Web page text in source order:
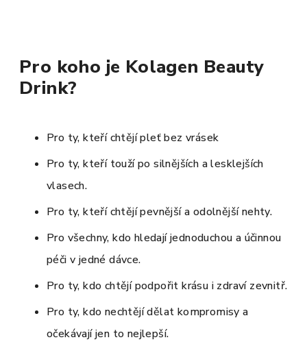
Pro koho je Kolagen Beauty
Drink?
Pro ty, kteří chtějí pleť bez vrásek
Pro ty, kteří touží po silnějších a lesklejších
vlasech.
Pro ty, kteří chtějí pevnější a odolnější nehty.
Pro všechny, kdo hledají jednoduchou a účinnou
péči v jedné dávce.
Pro ty, kdo chtějí podpořit krásu i zdraví zevnitř.
Pro ty, kdo nechtějí dělat kompromisy a
očekávají jen to nejlepší.